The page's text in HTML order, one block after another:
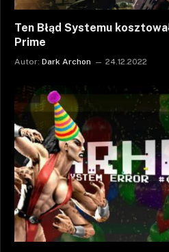
Ten Błąd Systemu
Prime
Autor: Dark Archon 24.12.2022